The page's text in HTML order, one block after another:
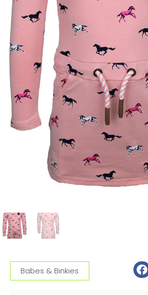
Babes & Binkies